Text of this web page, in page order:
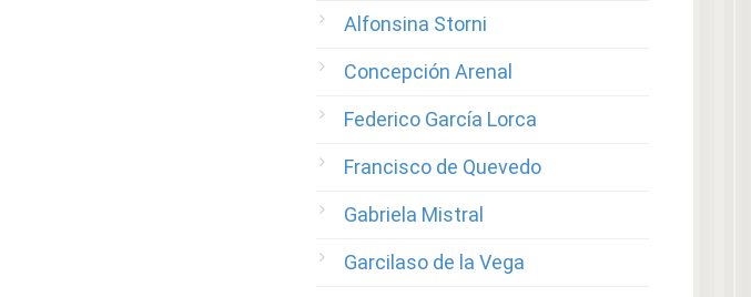
Alfonsina Storni
Concepción Arenal
Federico García Lorca
Francisco de Quevedo
Gabriela Mistral
Garcilaso de la Vega